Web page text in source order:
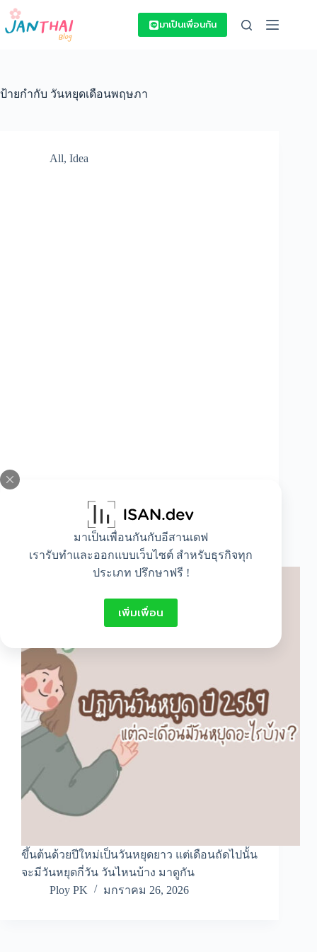
Skip
content
มาเป็นเพื่อนกันกับอีสานเดฟ
เรารับทำและออกแบบเว็บไซต์ สำหรับธุรกิจทุก
ประเภท ปรึกษาฟรี !
เพิ่มเพื่อน
มาเป็นเพื่อนกัน
ป้ายกำกับ วันหยุดเดือนพฤษภา
All, Idea
ปฏิทินวันหยุด ปี 2569 แต่ละเดือนมีวันหยุดอะไร
ขึ้นต้นด้วยปีใหม่เป็นวันหยุดยาว แต่เดือนถัดไปนั้น
จะมีวันหยุดกี่วัน วันไหนบ้าง มาดูกัน
Ploy PK
มกราคม 26, 2026